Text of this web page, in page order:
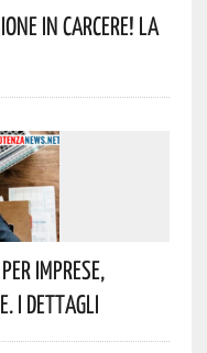
In Carcere! La
Imprese,
I Dettagli